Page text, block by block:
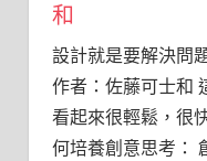
和
設計就是要解決問
作者：佐藤可士和
看起來很輕鬆，很
何培養創意思考：